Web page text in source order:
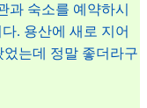
과 숙소를 예약하시
. 용산에 새로 지어
었는데 정말 좋더라구